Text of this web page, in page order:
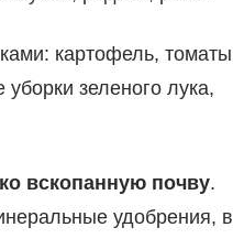
картофель,
зеленого лука,
вскопанную почву.
удобрения, в